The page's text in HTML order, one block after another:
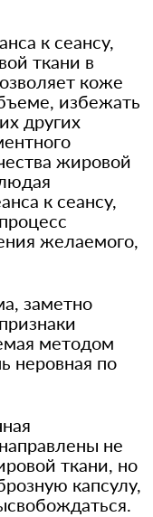
к сеансу,
ткани в
коже
избежать
других
жировой
к сеансу,
желаемого,
заметно
методом
неровная по
не
ткани, но
капсулу,